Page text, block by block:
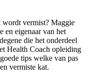
wordt vermist? Maggie
en eigenaar van het
die het onderdeel
Health Coach opleiding
tips welke van pas
vermiste kat.